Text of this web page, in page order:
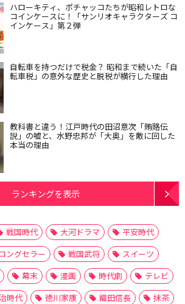
ハローキティ、ポチャッコたちが昭和レトロな
コインケースに！「サンリオキャラクターズ コ
インケース」第２弾
自転車を持つだけで税金？ 昭和まで続いた「自
転車税」の意外な歴史と脱税が横行した理由
教科書と違う！江戸時代の田沼意次「賄賂伝
説」の嘘と、水野忠邦が「大奥」を敵に回した
本当の理由
ランキングを表示
戦国時代 大河ドラマ
平安時代
ングセラー 戦国武将
スイーツ
幕末 漫画 時代劇
テレビ
時代 徳川家康 織田信長
抹茶